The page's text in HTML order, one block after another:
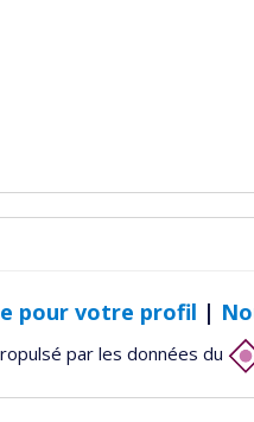
pour votre profil |
par les données du